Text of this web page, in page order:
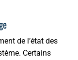
de l’état des
Certains